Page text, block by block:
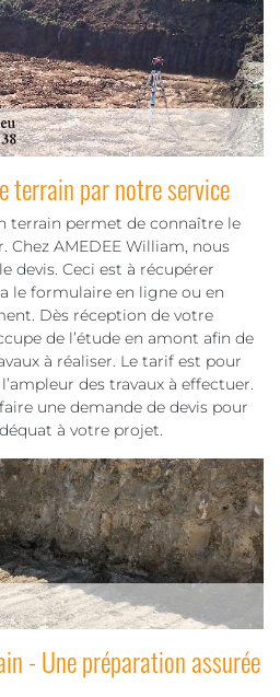
terrain par notre service
terrain permet de connaître le
Chez AMEDEE William, nous
devis. Ceci est à récupérer
le formulaire en ligne ou en
Dès réception de votre
de l’étude en amont afin de
à réaliser. Le tarif est pour
des travaux à effectuer.
une demande de devis pour
à votre projet.
- Une préparation assurée